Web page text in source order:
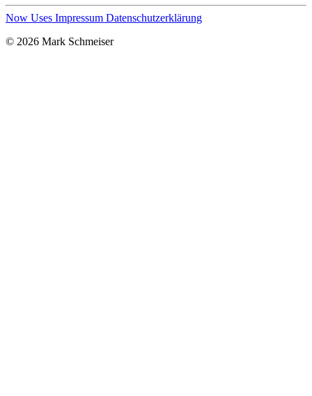
Now Uses Impressum Datenschutzerklärung
© 2026 Mark Schmeiser